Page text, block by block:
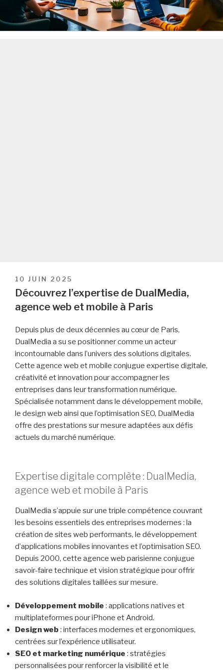
PUBLIÉ
LE
10 JUIN 2025
Découvrez l’expertise de DualMedia,
agence web et mobile à Paris
Depuis plus de deux décennies au cœur de Paris,
DualMedia a su se positionner comme un acteur
incontournable dans l’univers des solutions digitales.
Cette agence web et mobile conjugue expertise digitale,
créativité et innovation pour accompagner les
entreprises dans leur transformation numérique.
Spécialisée notamment dans le développement mobile,
le design web ainsi que l’optimisation SEO, DualMedia
offre des prestations sur mesure adaptées aux défis
actuels du marché numérique.
Expertise digitale complète : DualMedia,
agence web et mobile à Paris
DualMedia s’appuie sur une triple compétence couvrant
les besoins essentiels des entreprises modernes : la
création de sites web performants, le développement
d’applications mobiles innovantes et l’optimisation SEO.
Depuis 2000, cette agence web parisienne conjugue
savoir-faire technique et vision stratégique pour offrir
des solutions digitales taillées sur mesure.
Développement mobile : applications natives et
multiplateformes pour iPhone et Android.
Design web : interfaces modernes et ergonomiques,
centrées sur l’expérience utilisateur.
SEO et marketing numérique : stratégies
personnalisées pour renforcer la visibilité et le